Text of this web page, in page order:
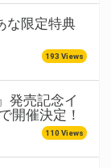
な限定特典
193 Views
発売記念イ
開催決定！
110 Views